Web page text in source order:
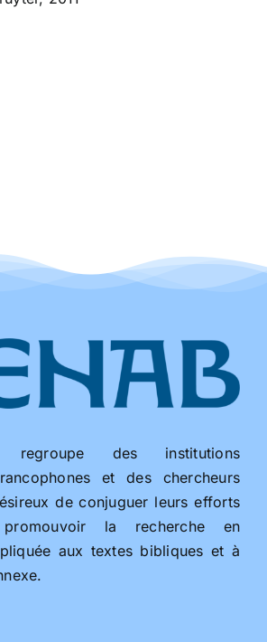
regroupe des institutions
et des chercheurs
de conjuguer leurs efforts
la recherche en
aux textes bibliques et à